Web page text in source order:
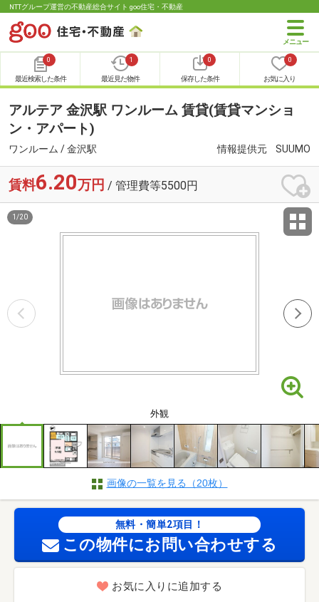
NTTグループ運営の不動産総合サイト goo住宅・不動産
0
最近検索した条件
1
最近見た物件
0
保存した条件
0
お気に入り
アルテア 金沢駅 ワンルーム 賃貸(賃貸マンショ
ン・アパート)
ワンルーム / 金沢駅 情報提供元 SUUMO
賃料6.20万円 / 管理費等5500円
外観
1 /20
画像の一覧を見る（20枚）
無料・簡単2項目！
この物件にお問い合わせする
お気に入りに追加する